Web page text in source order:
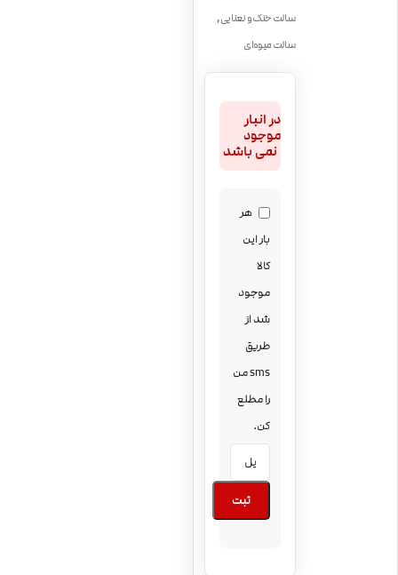
سالت خنک و نعنایی,
سالت میوه‌ای
در انبار
موجود
نمی باشد
هر
بار این
کالا
موجود
شد از
طریق
sms من
را مطلع
کن.
ثبت